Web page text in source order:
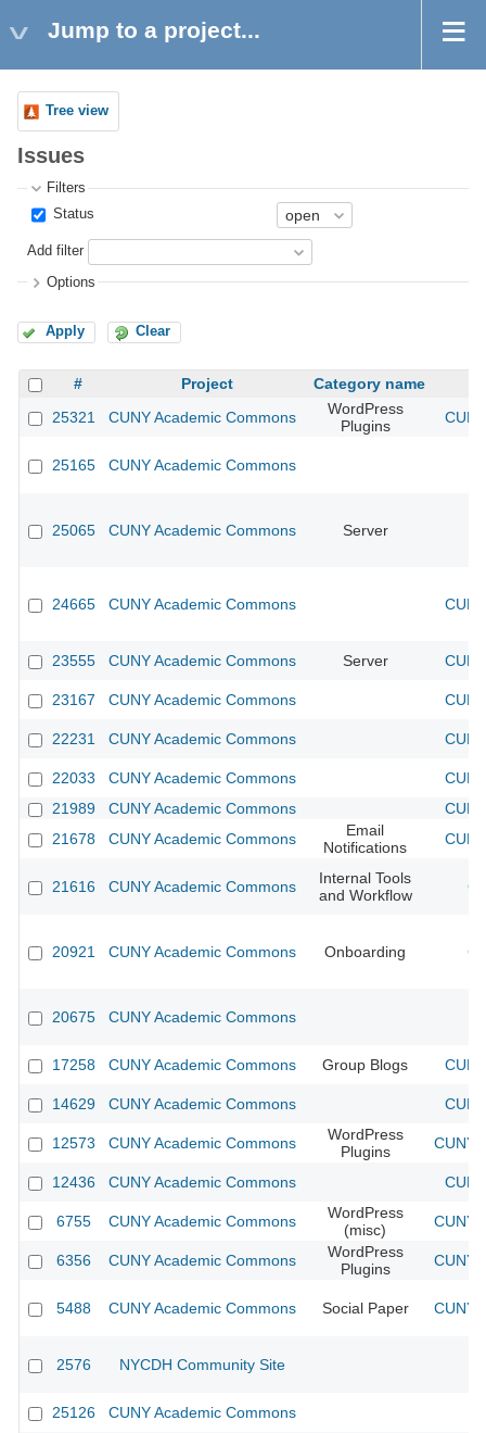
Jump to a project...
Tree view
Issues
Filters
Status
Add filter
Options
Apply Clear
# Project
Category name
25321
CUNY Academic Commons
WordPress
Plugins
25165 CUNY Academic Commons
25065 CUNY Academic Commons Server
24665 CUNY Academic Commons
23555 CUNY Academic Commons Server
23167 CUNY Academic Commons
22231 CUNY Academic Commons
22033 CUNY Academic Commons
21989
CUNY Academic Commons
21678
CUNY Academic Commons
Email
Notifications
21616 CUNY Academic Commons
Internal Tools
and Workflow
20921 CUNY Academic Commons Onboarding
20675 CUNY Academic Commons
17258 CUNY Academic Commons Group Blogs
14629 CUNY Academic Commons
12573 CUNY Academic Commons
WordPress
Plugins
CUNY
12436 CUNY Academic Commons
6755 CUNY Academic Commons
WordPress
(misc)
CUNY
6356 CUNY Academic Commons
WordPress
Plugins
CUNY
5488 CUNY Academic Commons Social Paper CUNY
2576 NYCDH Community Site
25126 CUNY Academic Commons